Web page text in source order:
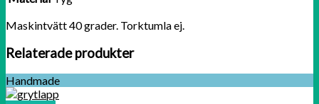
Maskintvätt 40 grader. Torktumla ej.
Relaterade produkter
Handmade